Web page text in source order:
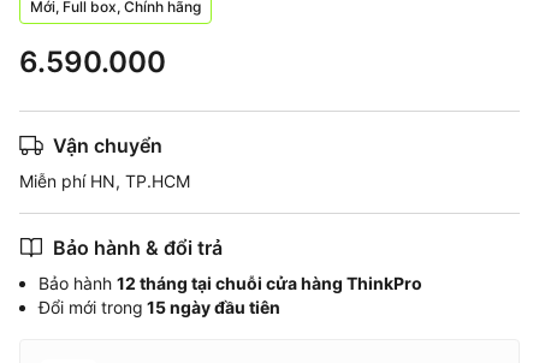
Mới, Full box, Chính hãng
6.590.000
Vận chuyển
Miễn phí HN, TP.HCM
Bảo hành & đổi trả
Bảo hành 12 tháng tại chuỗi cửa hàng ThinkPro
Đổi mới trong 15 ngày đầu tiên